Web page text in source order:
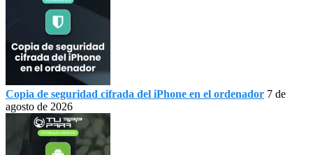
Copia de seguridad cifrada del iPhone en el ordenador 7 de
agosto de 2026